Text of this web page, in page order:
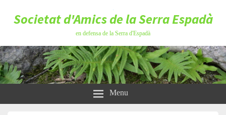
Societat d'Amics de la Serra Espadà
en defensa de la Serra d'Espadà
Menu